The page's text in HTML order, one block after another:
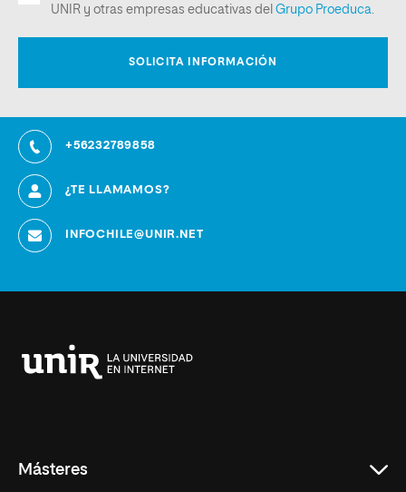
+56232789858
¿TE LLAMAMOS?
INFOCHILE@UNIR.NET
Másteres